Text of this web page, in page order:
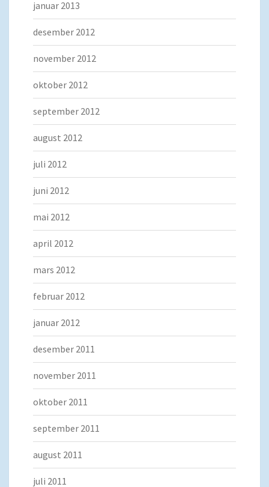
januar 2013
desember 2012
november 2012
oktober 2012
september 2012
august 2012
juli 2012
juni 2012
mai 2012
april 2012
mars 2012
februar 2012
januar 2012
desember 2011
november 2011
oktober 2011
september 2011
august 2011
juli 2011